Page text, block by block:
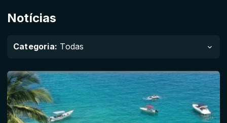
Notícias
Categoria: Todas